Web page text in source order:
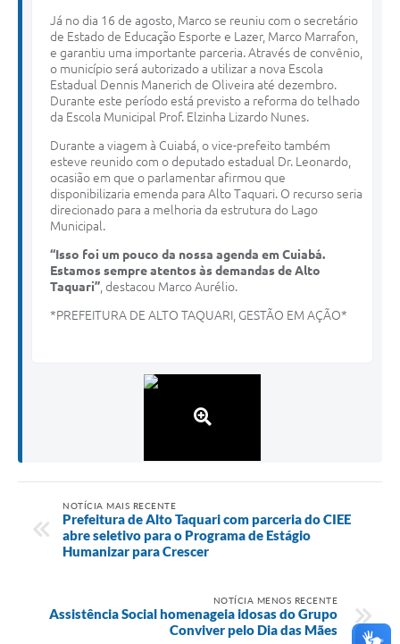
Já no dia 16 de agosto, Marco se reuniu com o secretário
de Estado de Educação Esporte e Lazer, Marco Marrafon,
e garantiu uma importante parceria. Através de convênio,
o município será autorizado a utilizar a nova Escola
Estadual Dennis Manerich de Oliveira até dezembro.
Durante este período está previsto a reforma do telhado
da Escola Municipal Prof. Elzinha Lizardo Nunes.
Durante a viagem à Cuiabá, o vice-prefeito também
esteve reunido com o deputado estadual Dr. Leonardo,
ocasião em que o parlamentar afirmou que
disponibilizaria emenda para Alto Taquari. O recurso seria
direcionado para a melhoria da estrutura do Lago
Municipal.
“Isso foi um pouco da nossa agenda em Cuiabá.
Estamos sempre atentos às demandas de Alto
Taquari” , destacou Marco Aurélio.
*PREFEITURA DE ALTO TAQUARI, GESTÃO EM AÇÃO*
NOTÍCIA MAIS RECENTE
Prefeitura de Alto Taquari com parceria do CIEE
abre seletivo para o Programa de Estágio
Humanizar para Crescer
NOTÍCIA MENOS RECENTE
Assistência Social homenageia idosas do Grupo
Conviver pelo Dia das Mães